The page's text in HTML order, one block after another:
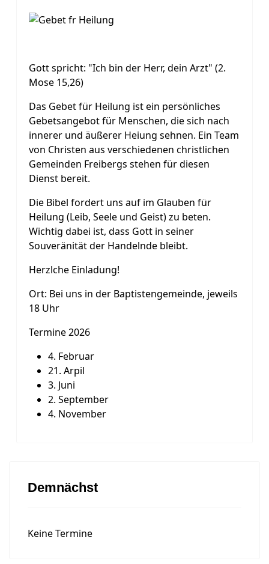
Gott spricht: "Ich bin der Herr, dein Arzt" (2.
Mose 15,26)
Das Gebet für Heilung ist ein persönliches
Gebetsangebot für Menschen, die sich nach
innerer und äußerer Heiung sehnen. Ein Team
von Christen aus verschiedenen christlichen
Gemeinden Freibergs stehen für diesen
Dienst bereit.
Die Bibel fordert uns auf im Glauben für
Heilung (Leib, Seele und Geist) zu beten.
Wichtig dabei ist, dass Gott in seiner
Souveränität der Handelnde bleibt.
Herzlche Einladung!
Ort: Bei uns in der Baptistengemeinde, jeweils
18 Uhr
Termine 2026
4. Februar
21. Arpil
3. Juni
2. September
4. November
Demnächst
Keine Termine